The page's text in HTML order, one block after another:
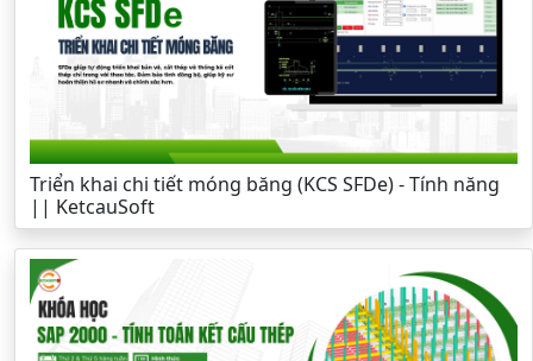
Triển khai chi tiết móng băng (KCS SFDe) - Tính năng
|| KetcauSoft